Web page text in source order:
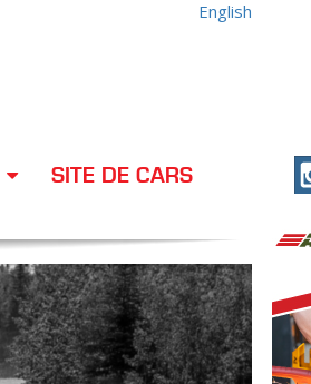
English
SITE DE CARS